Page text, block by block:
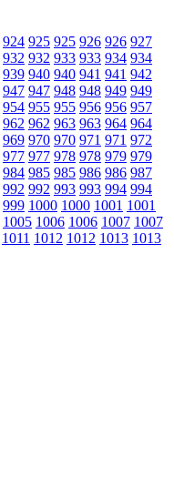
924 925 925 926 926 927
932 932 933 933 934 934
939 940 940 941 941 942
947 947 948 948 949 949
954 955 955 956 956 957
962 962 963 963 964 964
969 970 970 971 971 972
977 977 978 978 979 979
984 985 985 986 986 987
992 992 993 993 994 994
999 1000 1000 1001 1001
1005 1006 1006 1007 1007
1011 1012 1012 1013 1013